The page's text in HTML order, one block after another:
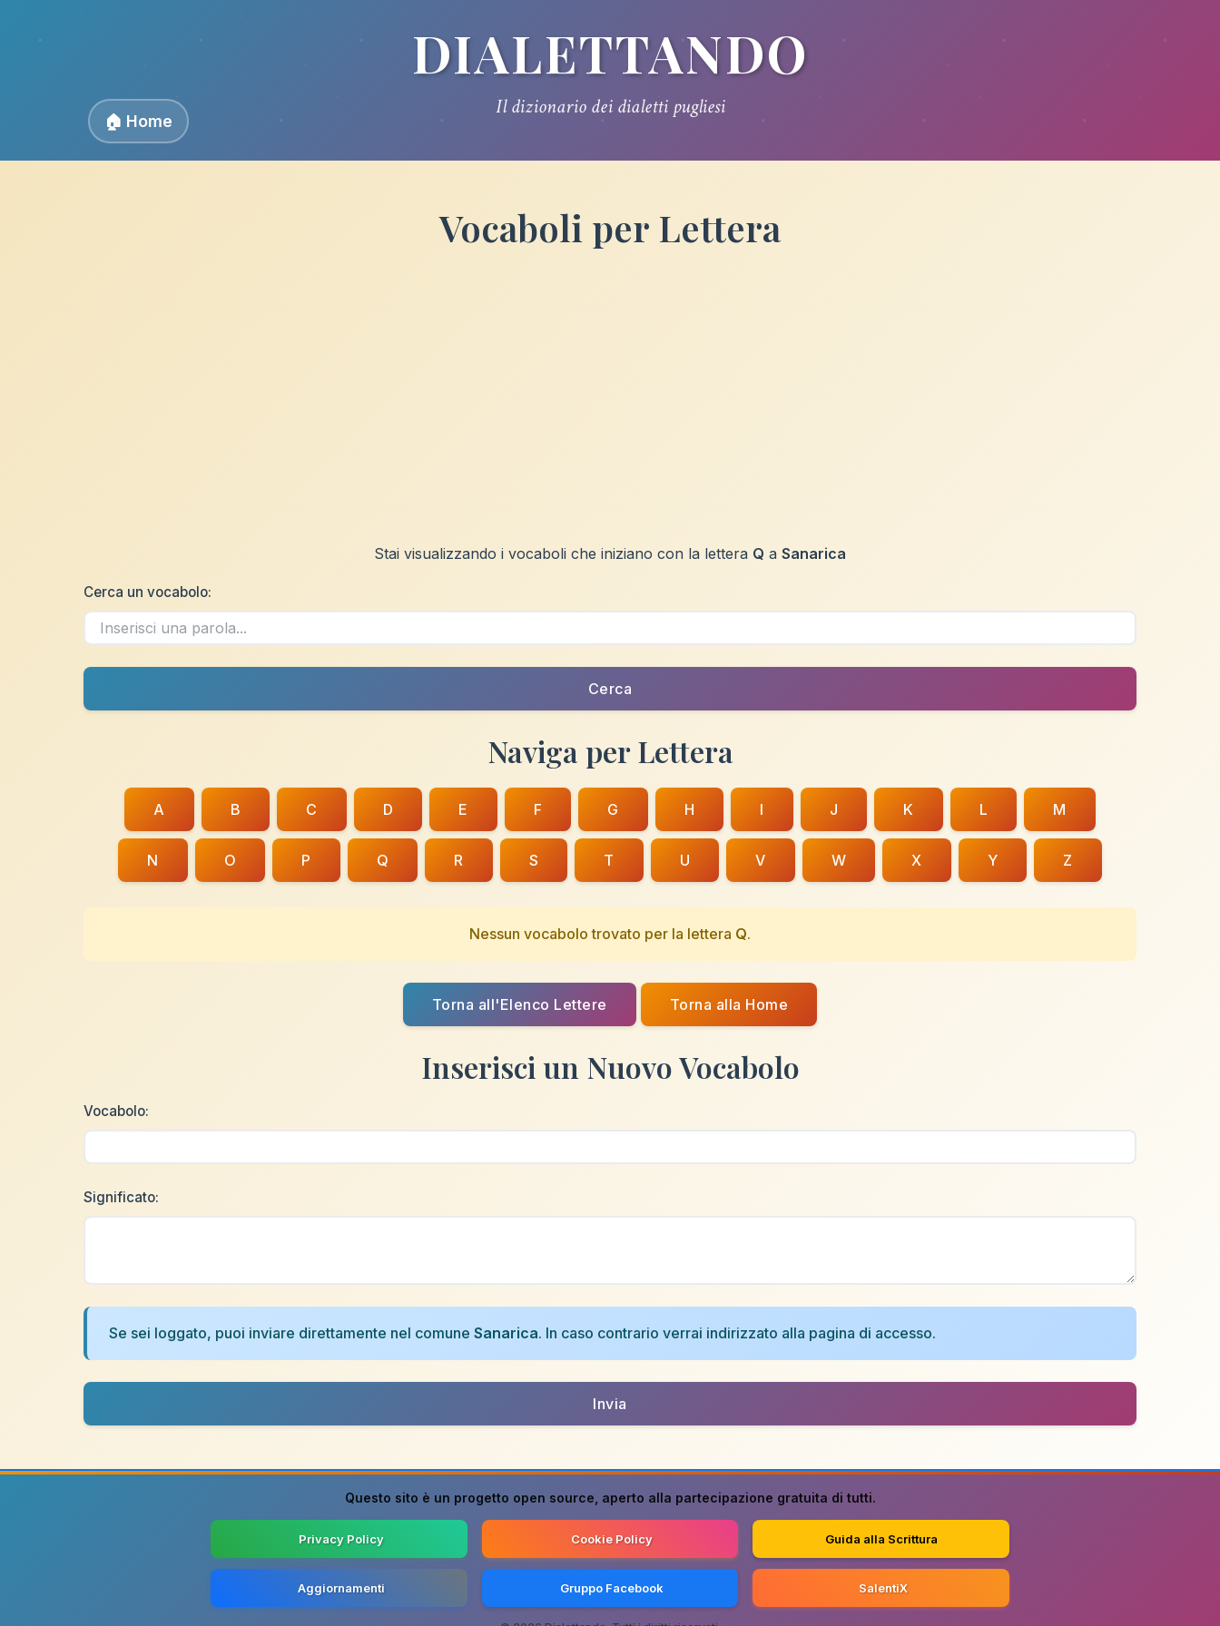
🏠 Home
DIALETTANDO
Il dizionario dei dialetti pugliesi
Vocaboli per Lettera
Stai visualizzando i vocaboli che iniziano con la lettera Q a Sanarica
Cerca un vocabolo:
Cerca
Naviga per Lettera
A B C D E F G H I J K L M
N O P Q R S T U V W X Y Z
Nessun vocabolo trovato per la lettera Q.
Torna all'Elenco Lettere Torna alla Home
Inserisci un Nuovo Vocabolo
Vocabolo:
Significato:
Se sei loggato, puoi inviare direttamente nel comune Sanarica. In caso contrario verrai indirizzato alla pagina di accesso.
Invia
Questo sito è un progetto open source , aperto alla partecipazione gratuita di tutti.
Privacy Policy Cookie Policy Guida alla Scrittura
Aggiornamenti Gruppo Facebook SalentiX